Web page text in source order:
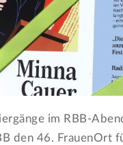
im RBB-
den 46. FrauenOrt